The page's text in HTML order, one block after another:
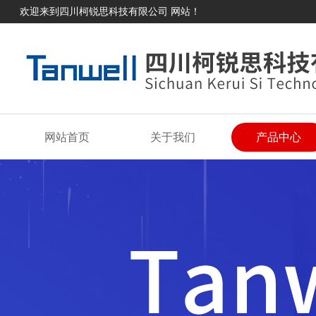
欢迎来到四川柯锐思科技有限公司 网站！
网站首页 关于我们 产品中心